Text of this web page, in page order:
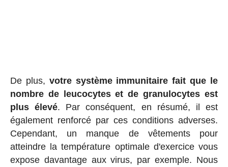
De plus, votre système immunitaire fait que le
nombre de leucocytes et de granulocytes est
plus élevé. Par conséquent, en résumé, il est
également renforcé par ces conditions adverses.
Cependant, un manque de vêtements pour
atteindre la température optimale d'exercice vous
expose davantage aux virus, par exemple. Nous